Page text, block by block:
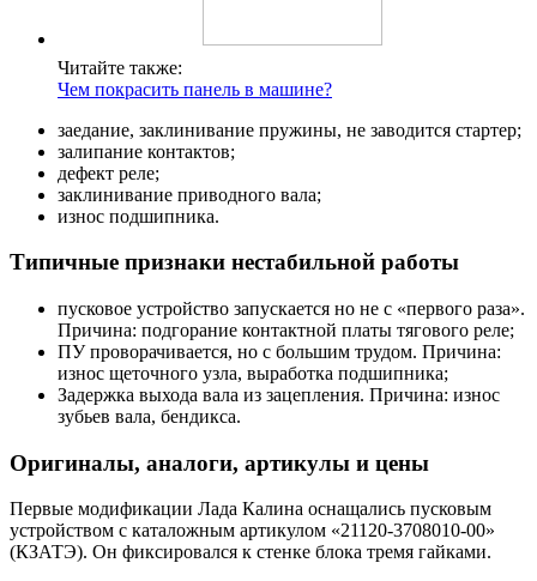
Читайте также:
Чем покрасить панель в машине?
заедание, заклинивание пружины, не заводится стартер;
залипание контактов;
дефект реле;
заклинивание приводного вала;
износ подшипника.
Типичные признаки нестабильной работы
пусковое устройство запускается но не с «первого раза».
Причина: подгорание контактной платы тягового реле;
ПУ проворачивается, но с большим трудом. Причина:
износ щеточного узла, выработка подшипника;
Задержка выхода вала из зацепления. Причина: износ
зубьев вала, бендикса.
Оригиналы, аналоги, артикулы и цены
Первые модификации Лада Калина оснащались пусковым
устройством с каталожным артикулом «21120-3708010-00»
(КЗАТЭ). Он фиксировался к стенке блока тремя гайками.